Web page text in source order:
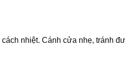
nhiệt. Cánh cửa nhẹ, tránh